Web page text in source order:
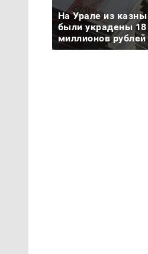
На Урале из казны
были украдены 18
миллионов рублей